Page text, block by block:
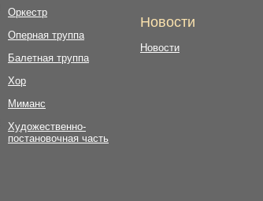
Оркестр
Оперная труппа
Балетная труппа
Хор
Миманс
Художественно-
постановочная часть
Новости
Новости